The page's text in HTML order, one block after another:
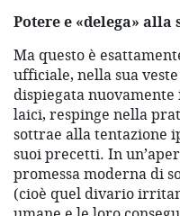
Potere e «delega» alla
Ma questo è
ufficiale, nella sua
dispiegata
laici, respinge nella
sottrae alla tentazione
suoi precetti. In
promessa moderna di
(cioè quel divario